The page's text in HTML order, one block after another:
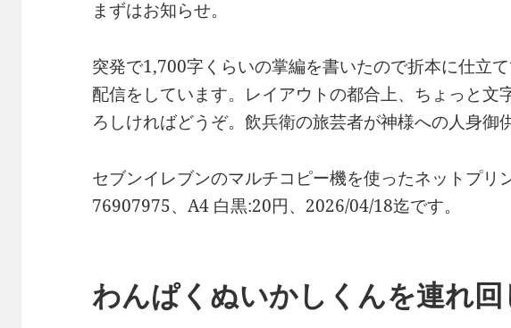
まずはお知らせ。
突発で1,700字くらいの掌編を書いたので折本に仕立
配信をしています。レイアウトの都合上、ちょっと文
ろしければどうぞ。飲兵衛の旅芸者が神様への人身御
セブンイレブンのマルチコピー機を使ったネットプリ
76907975、A4 白黒:20円、2026/04/18迄です。
わんぱくぬいかしくんを連れ回